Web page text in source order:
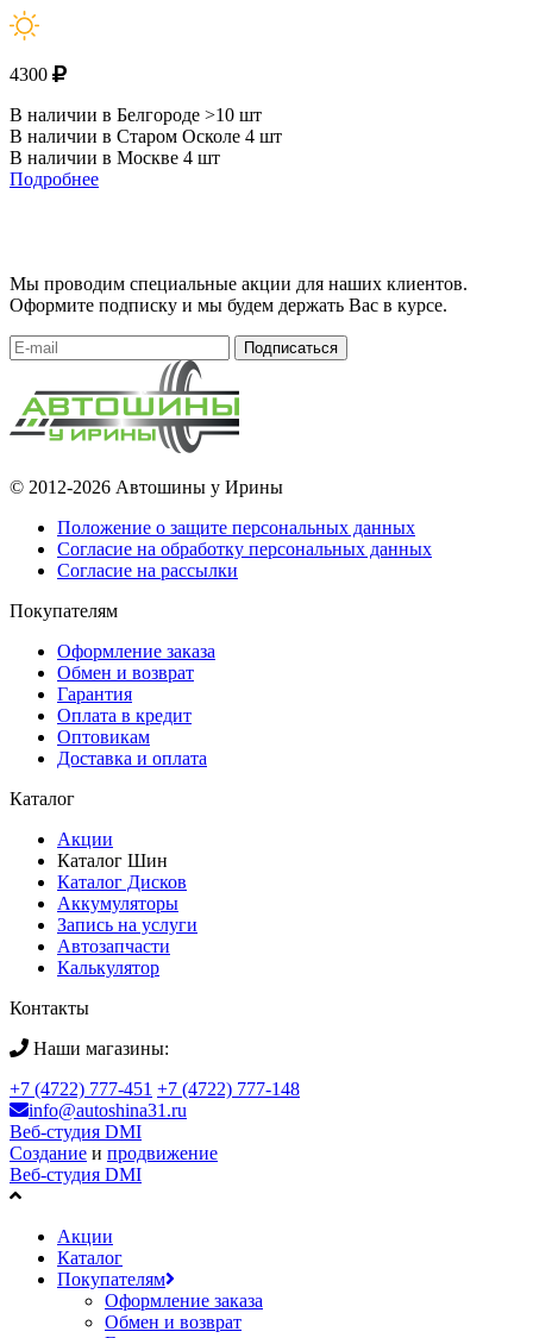
4300
В наличии в Белгороде >10 шт
В наличии в Старом Осколе 4 шт
В наличии в Москве 4 шт
Подробнее
Мы проводим специальные акции для наших клиентов.
Оформите подписку и мы будем держать Вас в курсе.
Подписаться
© 2012-2026 Автошины у Ирины
Положение о защите персональных данных
Согласие на обработку персональных данных
Согласие на рассылки
Покупателям
Оформление заказа
Обмен и возврат
Гарантия
Оплата в кредит
Оптовикам
Доставка и оплата
Каталог
Акции
Каталог Шин
Каталог Дисков
Аккумуляторы
Запись на услуги
Автозапчасти
Калькулятор
Контакты
Наши магазины:
+7 (4722) 777-451 +7 (4722) 777-148
info@autoshina31.ru
Веб-студия DMI
Создание и продвижение
Веб-студия DMI
Акции
Каталог
Покупателям
Оформление заказа
Обмен и возврат